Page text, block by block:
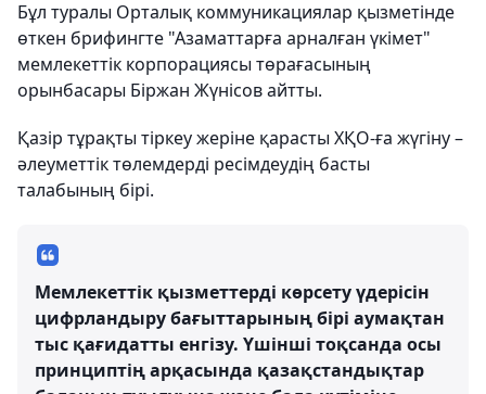
Бұл туралы Орталық коммуникациялар қызметінде
өткен брифингте "Азаматтарға арналған үкімет"
мемлекеттік корпорациясы төрағасының
орынбасары Біржан Жүнісов айтты.
Қазір тұрақты тіркеу жеріне қарасты ХҚО-ға жүгіну –
әлеуметтік төлемдерді ресімдеудің басты
талабының бірі.
Мемлекеттік қызметтерді көрсету үдерісін
цифрландыру бағыттарының бірі аумақтан
тыс қағидатты енгізу. Үшінші тоқсанда осы
принциптің арқасында қазақстандықтар